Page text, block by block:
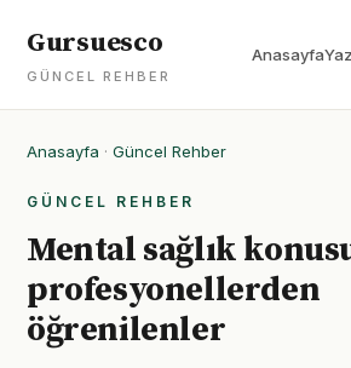
Gursuesco
GÜNCEL REHBER
Anasayfa
Anasayfa · Güncel Rehber
GÜNCEL REHBER
Mental sağlık
profesyonellerden
öğrenilenler